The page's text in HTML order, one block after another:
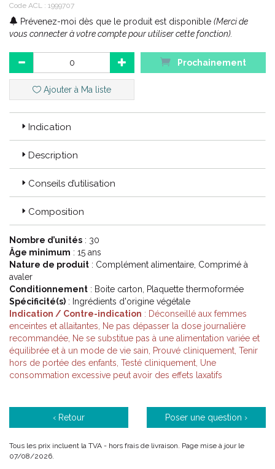
Code ACL : 1999707
Code EAN : 3614819997078
Code ACL : 1999707
Prévenez-moi dès que le produit est disponible (Merci de
vous connecter à votre compte pour utiliser cette fonction).
Prochainement
Ajouter à Ma liste
Indication
Description
Conseils d’utilisation
Composition
Nombre d’unités : 30
Âge minimum : 15 ans
Nature de produit : Complément alimentaire, Comprimé à
avaler
Conditionnement : Boite carton, Plaquette thermoformée
Spécificité(s) : Ingrédients d'origine végétale
Indication / Contre-indication : Déconseillé aux femmes
enceintes et allaitantes, Ne pas dépasser la dose journalière
recommandée, Ne se substitue pas à une alimentation variée et
équilibrée et à un mode de vie sain, Prouvé cliniquement, Tenir
hors de portée des enfants, Testé cliniquement, Une
consommation excessive peut avoir des effets laxatifs
‹ Retour Poser une question ›
Tous les prix incluent la TVA - hors frais de livraison. Page mise à jour le
07/08/2026.